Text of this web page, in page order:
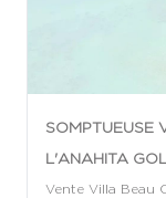
SOMPTUEUSE
L'ANAHITA
Vente Villa Beau